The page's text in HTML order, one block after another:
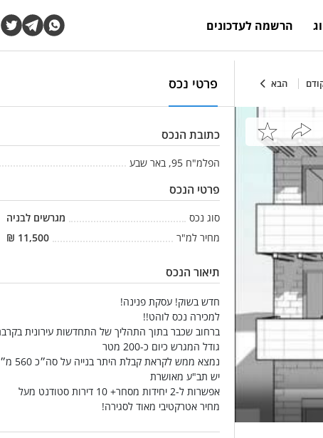
הרשמה לעדכונים
הבא פרטי נכס
כתובת הנכס
הפלמ"ח 95, באר שבע
פרטי הנכס
סוג נכס מגרשים לבניה
מחיר למ"ר
11,500
₪
תיאור הנכס
חדש בשוק! עסקת פנינה!
למכירה נכס לוהט!!
ברחוב שכבר בתוך התהליך של התחדשות עירונית
גודל המגרש כיום כ-200 מטר
נמצא ממש לקראת קבלת היתר בנייה על סה״כ 560 מ״ר
יש תב"ע מאושרת
אפשרות ל-2 יחידות מסחר+ 10 דירות סטודנט מעל
מחיר אטרקטיבי מאוד לסגירה!